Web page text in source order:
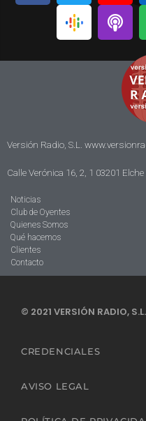
Versión Radio, S.L.
Calle Verónica 16, 2, 1 03201
Noticias
Club de Oyentes
Quienes Somos
Qué hacemos
Clientes
Contacto
© 2021 VERSIÓN RADIO, S.L.
CREDENCIALES
AVISO LEGAL